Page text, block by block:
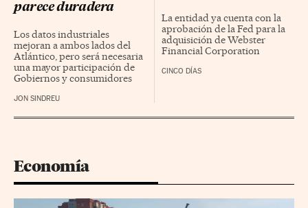
parece duradera
JON SINDREU
Los datos industriales
mejoran a ambos lados del
Atlántico, pero será necesaria
una mayor participación de
Gobiernos y consumidores
CINCO DÍAS
La entidad ya cuenta con la
aprobación de la Fed para la
adquisición de Webster
Financial Corporation
Economía